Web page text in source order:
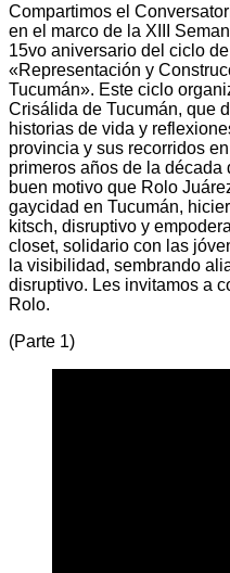
Compartimos el
en el marco de la XIII
15vo aniversario del ciclo
«Representación y
Tucumán». Este ciclo
Crisálida de Tucumán, que
historias de vida y
provincia y sus recorridos
primeros años de la década
buen motivo que Rolo
gaycidad en Tucumán,
kitsch, disruptivo y
closet, solidario con las
la visibilidad, sembrando
disruptivo. Les invitamos a
Rolo.
(Parte 1)